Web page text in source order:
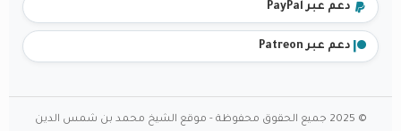
دعم عبر PayPal
دعم عبر Patreon
© 2025 جميع الحقوق محفوظة - موقع الشيخ محمد بن شمس الدين